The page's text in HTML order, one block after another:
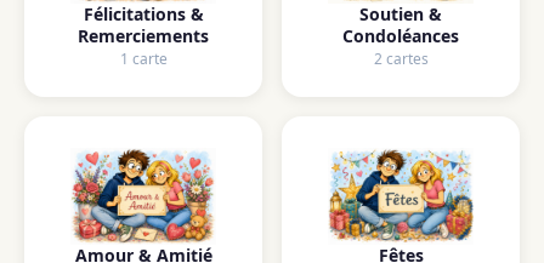
Félicitations &
Remerciements
1 carte
Soutien &
Condoléances
2 cartes
Amour & Amitié Fêtes